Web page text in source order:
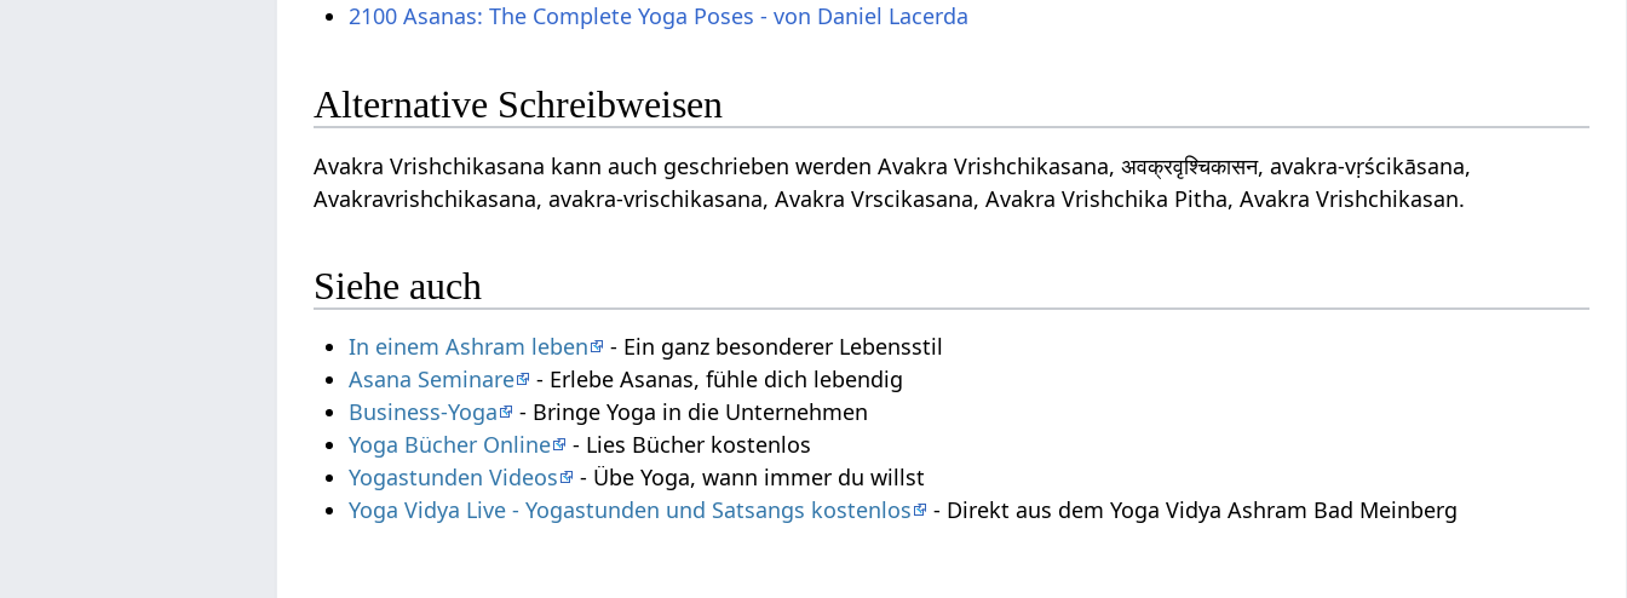
2100 Asanas: The Complete Yoga Poses - von Daniel Lacerda
Alternative Schreibweisen
Avakra Vrishchikasana kann auch geschrieben werden Avakra Vrishchikasana, अवक्रवृश्चिकासन, avakra-vṛścikāsana,
Avakravrishchikasana, avakra-vrischikasana, Avakra Vrscikasana, Avakra Vrishchika Pitha, Avakra Vrishchikasan.
Siehe auch
In einem Ashram leben
- Ein ganz besonderer Lebensstil
Asana Seminare
- Erlebe Asanas, fühle dich lebendig
Business-Yoga
- Bringe Yoga in die Unternehmen
Yoga Bücher Online
- Lies Bücher kostenlos
Yogastunden Videos
- Übe Yoga, wann immer du willst
Yoga Vidya Live - Yogastunden und Satsangs kostenlos
- Direkt aus dem Yoga Vidya Ashram Bad Meinberg